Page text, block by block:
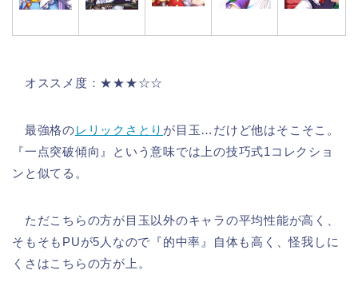
オススメ度：★★★☆☆
最強格のレリックさとり が目玉…だけど他はそこそこ。
『一点突破傾向』という意味では上の技巧式1コレクショ
ンと似てる。
ただこちらの方が目玉以外のキャラの平均性能が高く、
そもそもPUが5人なので『的中率』自体も高く、怪我しに
くさはこちらの方が上。